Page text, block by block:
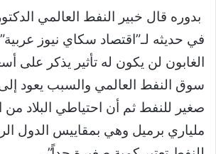
بدوره قال خبير النفط العالمي
في حديثه لـ”اقتصاد سكاي نيوز
الغابون لن يكون له تأثير يذكر على
سوق النفط العالمي والسبب يعود إلى
صغير للنفط ثم أن احتياطي البلاد
ملياري برميل وهي بمقاييس الدول